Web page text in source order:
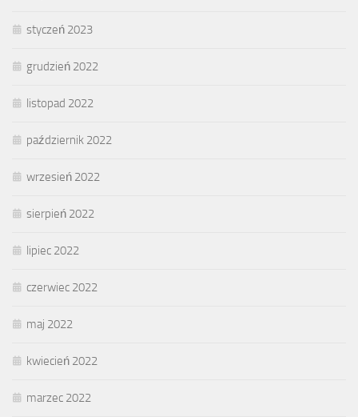
styczeń 2023
grudzień 2022
listopad 2022
październik 2022
wrzesień 2022
sierpień 2022
lipiec 2022
czerwiec 2022
maj 2022
kwiecień 2022
marzec 2022